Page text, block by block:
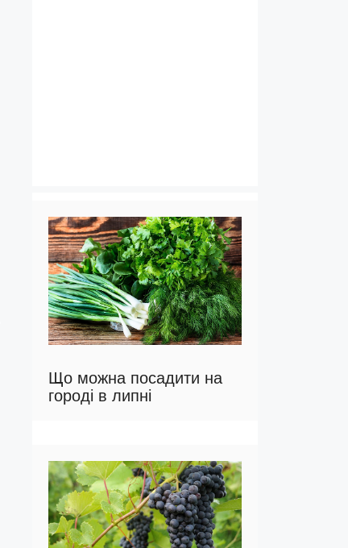
Що можна посадити на
городі в липні